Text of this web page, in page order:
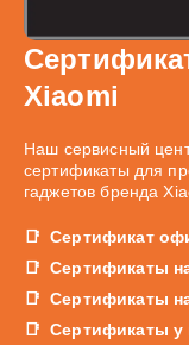
Xiaomi
Наш сервисный
сертификаты для
гаджетов бренда
Сертификат
Сертификаты
Сертификаты
Сертификаты у